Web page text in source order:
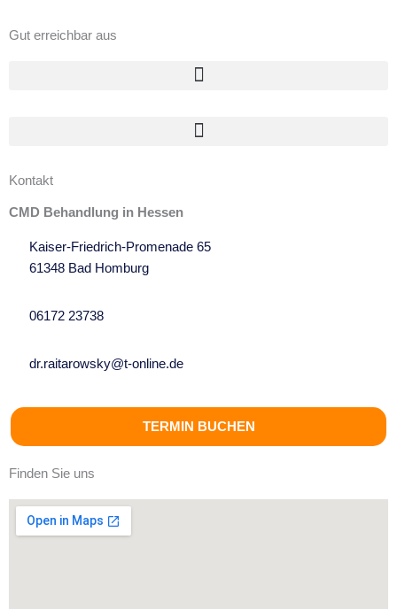
Gut erreichbar aus
Kontakt
CMD Behandlung in Hessen
Kaiser-Friedrich-Promenade 65
61348 Bad Homburg
06172 23738
dr.raitarowsky@t-online.de
TERMIN BUCHEN
Finden Sie uns